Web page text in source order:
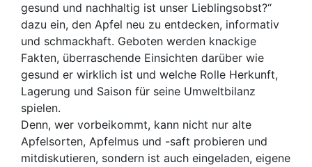
gesund und nachhaltig ist unser Lieblingsobst?“
dazu ein, den Apfel neu zu entdecken, informativ
und schmackhaft. Geboten werden knackige
Fakten, überraschende Einsichten darüber wie
gesund er wirklich ist und welche Rolle Herkunft,
Lagerung und Saison für seine Umweltbilanz
spielen.
Denn, wer vorbeikommt, kann nicht nur alte
Apfelsorten, Apfelmus und -saft probieren und
mitdiskutieren, sondern ist auch eingeladen, eigene